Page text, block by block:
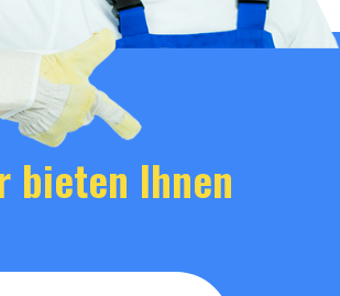
bieten Ihnen